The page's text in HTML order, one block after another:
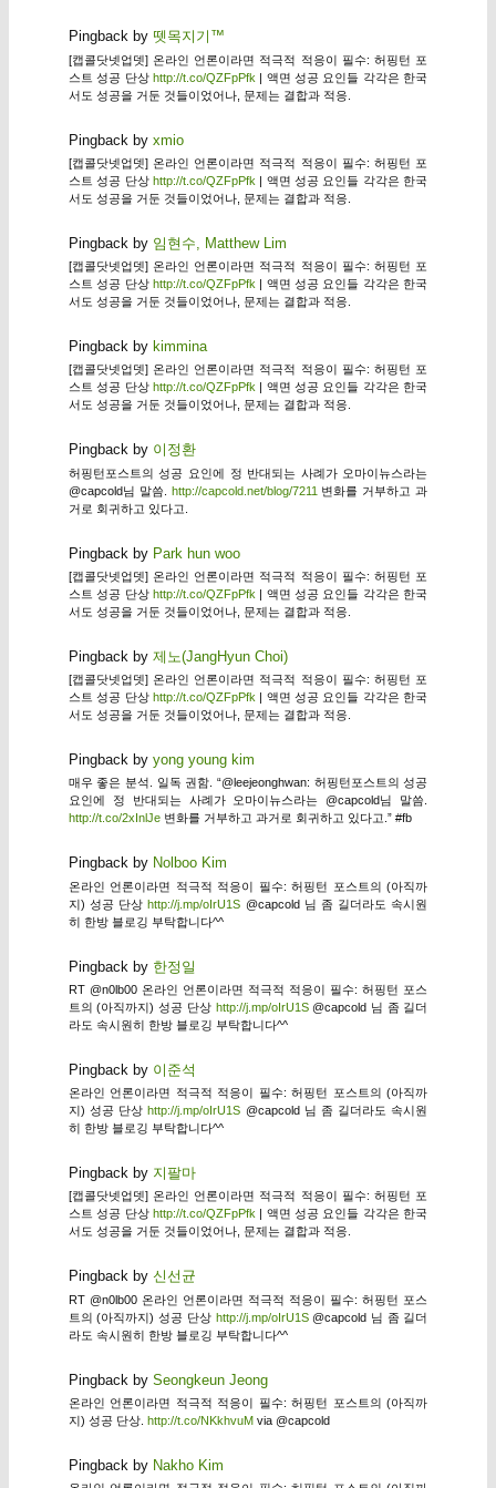
Pingback by 뗏목지기™
[캡콜닷넷업뎃] 온라인 언론이라면 적극적 적응이 필수: 허핑턴 포
스트 성공 단상 http://t.co/QZFpPfk | 액면 성공 요인들 각각은 한국
서도 성공을 거둔 것들이었어나, 문제는 결합과 적응.
Pingback by xmio
[캡콜닷넷업뎃] 온라인 언론이라면 적극적 적응이 필수: 허핑턴 포
스트 성공 단상 http://t.co/QZFpPfk | 액면 성공 요인들 각각은 한국
서도 성공을 거둔 것들이었어나, 문제는 결합과 적응.
Pingback by 임현수, Matthew Lim
[캡콜닷넷업뎃] 온라인 언론이라면 적극적 적응이 필수: 허핑턴 포
스트 성공 단상 http://t.co/QZFpPfk | 액면 성공 요인들 각각은 한국
서도 성공을 거둔 것들이었어나, 문제는 결합과 적응.
Pingback by kimmina
[캡콜닷넷업뎃] 온라인 언론이라면 적극적 적응이 필수: 허핑턴 포
스트 성공 단상 http://t.co/QZFpPfk | 액면 성공 요인들 각각은 한국
서도 성공을 거둔 것들이었어나, 문제는 결합과 적응.
Pingback by 이정환
허핑턴포스트의 성공 요인에 정 반대되는 사례가 오마이뉴스라는
@capcold님 말씀. http://capcold.net/blog/7211 변화를 거부하고 과
거로 회귀하고 있다고.
Pingback by Park hun woo
[캡콜닷넷업뎃] 온라인 언론이라면 적극적 적응이 필수: 허핑턴 포
스트 성공 단상 http://t.co/QZFpPfk | 액면 성공 요인들 각각은 한국
서도 성공을 거둔 것들이었어나, 문제는 결합과 적응.
Pingback by 제노(JangHyun Choi)
[캡콜닷넷업뎃] 온라인 언론이라면 적극적 적응이 필수: 허핑턴 포
스트 성공 단상 http://t.co/QZFpPfk | 액면 성공 요인들 각각은 한국
서도 성공을 거둔 것들이었어나, 문제는 결합과 적응.
Pingback by yong young kim
매우 좋은 분석. 일독 권함. “@leejeonghwan: 허핑턴포스트의 성공
요인에 정 반대되는 사례가 오마이뉴스라는 @capcold님 말씀.
http://t.co/2xInlJe변화를 거부하고 과거로 회귀하고 있다고.” #fb
Pingback by Nolboo Kim
온라인 언론이라면 적극적 적응이 필수: 허핑턴 포스트의 (아직까
지) 성공 단상http://j.mp/oIrU1S @capcold 님 좀 길더라도 속시원
히 한방 블로깅 부탁합니다^^
Pingback by 한정일
RT @n0lb00 온라인 언론이라면 적극적 적응이 필수: 허핑턴 포스
트의 (아직까지) 성공 단상 http://j.mp/oIrU1S@capcold 님 좀 길더
라도 속시원히 한방 블로깅 부탁합니다^^
Pingback by 이준석
온라인 언론이라면 적극적 적응이 필수: 허핑턴 포스트의 (아직까
지) 성공 단상http://j.mp/oIrU1S @capcold 님 좀 길더라도 속시원
히 한방 블로깅 부탁합니다^^
Pingback by 지팔마
[캡콜닷넷업뎃] 온라인 언론이라면 적극적 적응이 필수: 허핑턴 포
스트 성공 단상 http://t.co/QZFpPfk | 액면 성공 요인들 각각은 한국
서도 성공을 거둔 것들이었어나, 문제는 결합과 적응.
Pingback by 신선균
RT @n0lb00 온라인 언론이라면 적극적 적응이 필수: 허핑턴 포스
트의 (아직까지) 성공 단상 http://j.mp/oIrU1S@capcold 님 좀 길더
라도 속시원히 한방 블로깅 부탁합니다^^
Pingback by Seongkeun Jeong
온라인 언론이라면 적극적 적응이 필수: 허핑턴 포스트의 (아직까
지) 성공 단상. http://t.co/NKkhvuMvia @capcold
Pingback by Nakho Kim